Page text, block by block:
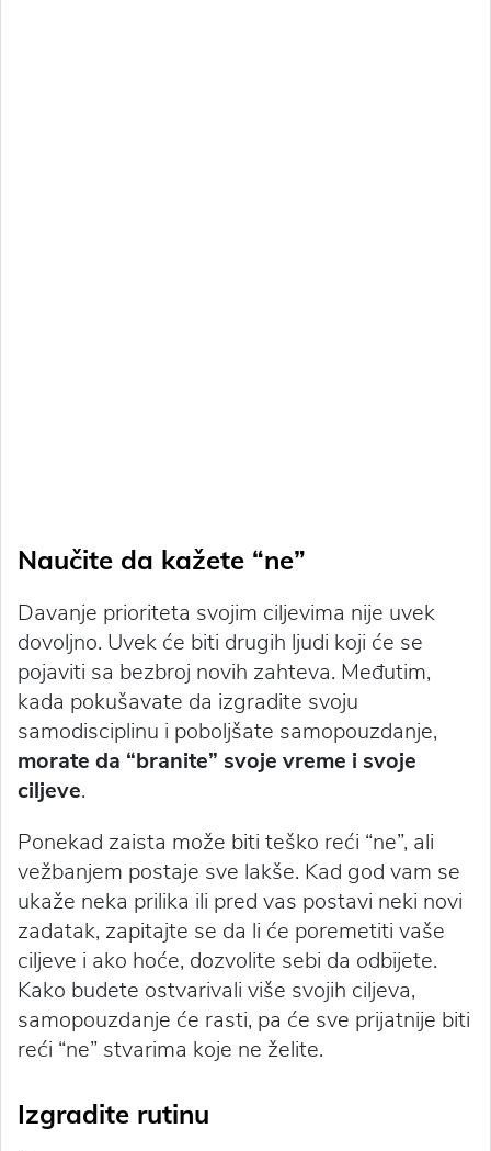
Naučite da kažete “ne”
Davanje prioriteta svojim ciljevima nije uvek
dovoljno. Uvek će biti drugih ljudi koji će se
pojaviti sa bezbroj novih zahteva. Međutim,
kada pokušavate da izgradite svoju
samodisciplinu i poboljšate samopouzdanje,
morate da “branite” svoje vreme i svoje
ciljeve.
Ponekad zaista može biti teško reći “ne”, ali
vežbanjem postaje sve lakše. Kad god vam se
ukaže neka prilika ili pred vas postavi neki novi
zadatak, zapitajte se da li će poremetiti vaše
ciljeve i ako hoće, dozvolite sebi da odbijete.
Kako budete ostvarivali više svojih ciljeva,
samopouzdanje će rasti, pa će sve prijatnije biti
reći “ne” stvarima koje ne želite.
Izgradite rutinu